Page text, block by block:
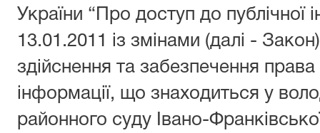
України “Про доступ до публічної
13.01.2011 із змінами (далі -
здійснення та забезпечення
інформації, що знаходиться у
районного суду Івано-